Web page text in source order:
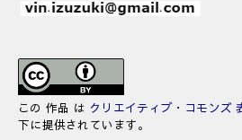
この 作品 は クリエイティブ・コモンズ
下に提供されています。